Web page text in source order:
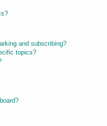
and subscribing?
topics?